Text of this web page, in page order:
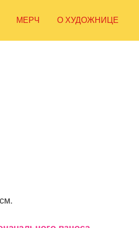
МЕРЧ О ХУДОЖНИЦЕ